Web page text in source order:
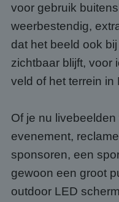
voor gebruik
weerbestendig,
dat het beeld ook
zichtbaar blijft, voor
veld of het terrein in
Of je nu
evenement,
sponsoren, een
gewoon een groot
outdoor LED